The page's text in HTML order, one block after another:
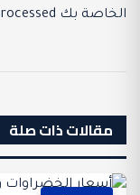
الخاصة بك processed
مقالات ذات صلة